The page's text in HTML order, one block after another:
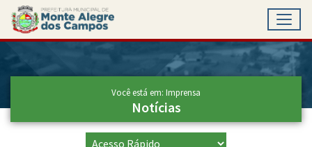
Ir para conteúdo principal
Conteúdo Principal
Você está em: Imprensa
Notícias